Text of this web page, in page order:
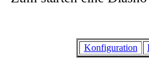
Konfiguration